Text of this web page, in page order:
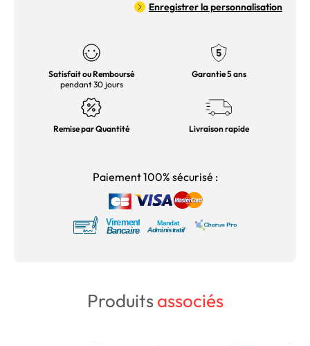
Enregistrer la personnalisation
Satisfait ou Remboursé
pendant 30 jours
Garantie 5 ans
Remise par Quantité Livraison rapide
Paiement 100% sécurisé :
Produitsassociés